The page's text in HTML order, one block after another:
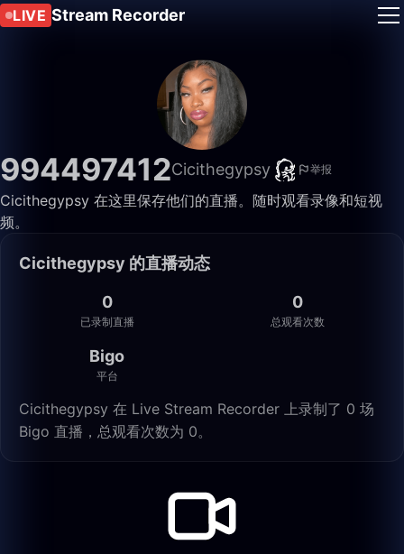
LIVE Stream Recorder
994497412Cicithegypsy 举报
Cicithegypsy 在这里保存他们的直播。随时观看录像和短视
频。
Cicithegypsy 的直播动态
0
已录制直播
0
总观看次数
Bigo
平台
Cicithegypsy 在 Live Stream Recorder 上录制了 0 场
Bigo 直播，总观看次数为 0。